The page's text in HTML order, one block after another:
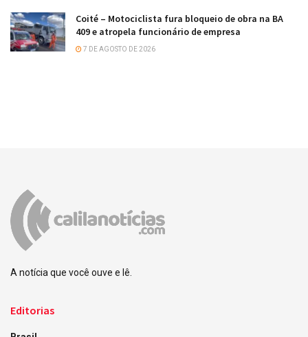
Coité – Motociclista fura bloqueio de obra na BA
409 e atropela funcionário de empresa
7 DE AGOSTO DE 2026
A notícia que você ouve e lê.
Editorias